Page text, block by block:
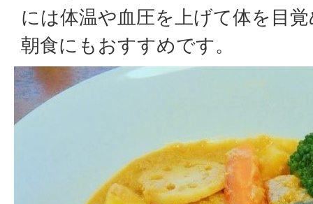
には体温や血圧を上げて体を目
朝食にもおすすめです。